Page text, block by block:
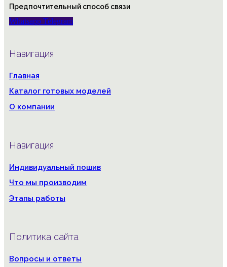
Предпочтительный способ связи
Whatsapp Telegram
Навигация
Главная
Каталог готовых моделей
О компании
Навигация
Индивидуальный пошив
Что мы производим
Этапы работы
Политика сайта
Вопросы и ответы